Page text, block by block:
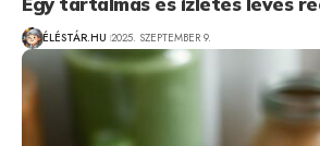
ÉLÉSTÁR.HU 2025. SZEPTEMBER 9.